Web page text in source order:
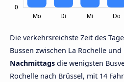
Die verkehrsreichste Zeit des
Bussen zwischen La Rochelle
Nachmittags die wenigsten
Rochelle nach Brüssel, mit 14